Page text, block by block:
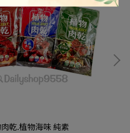
乾.植物海味 純素